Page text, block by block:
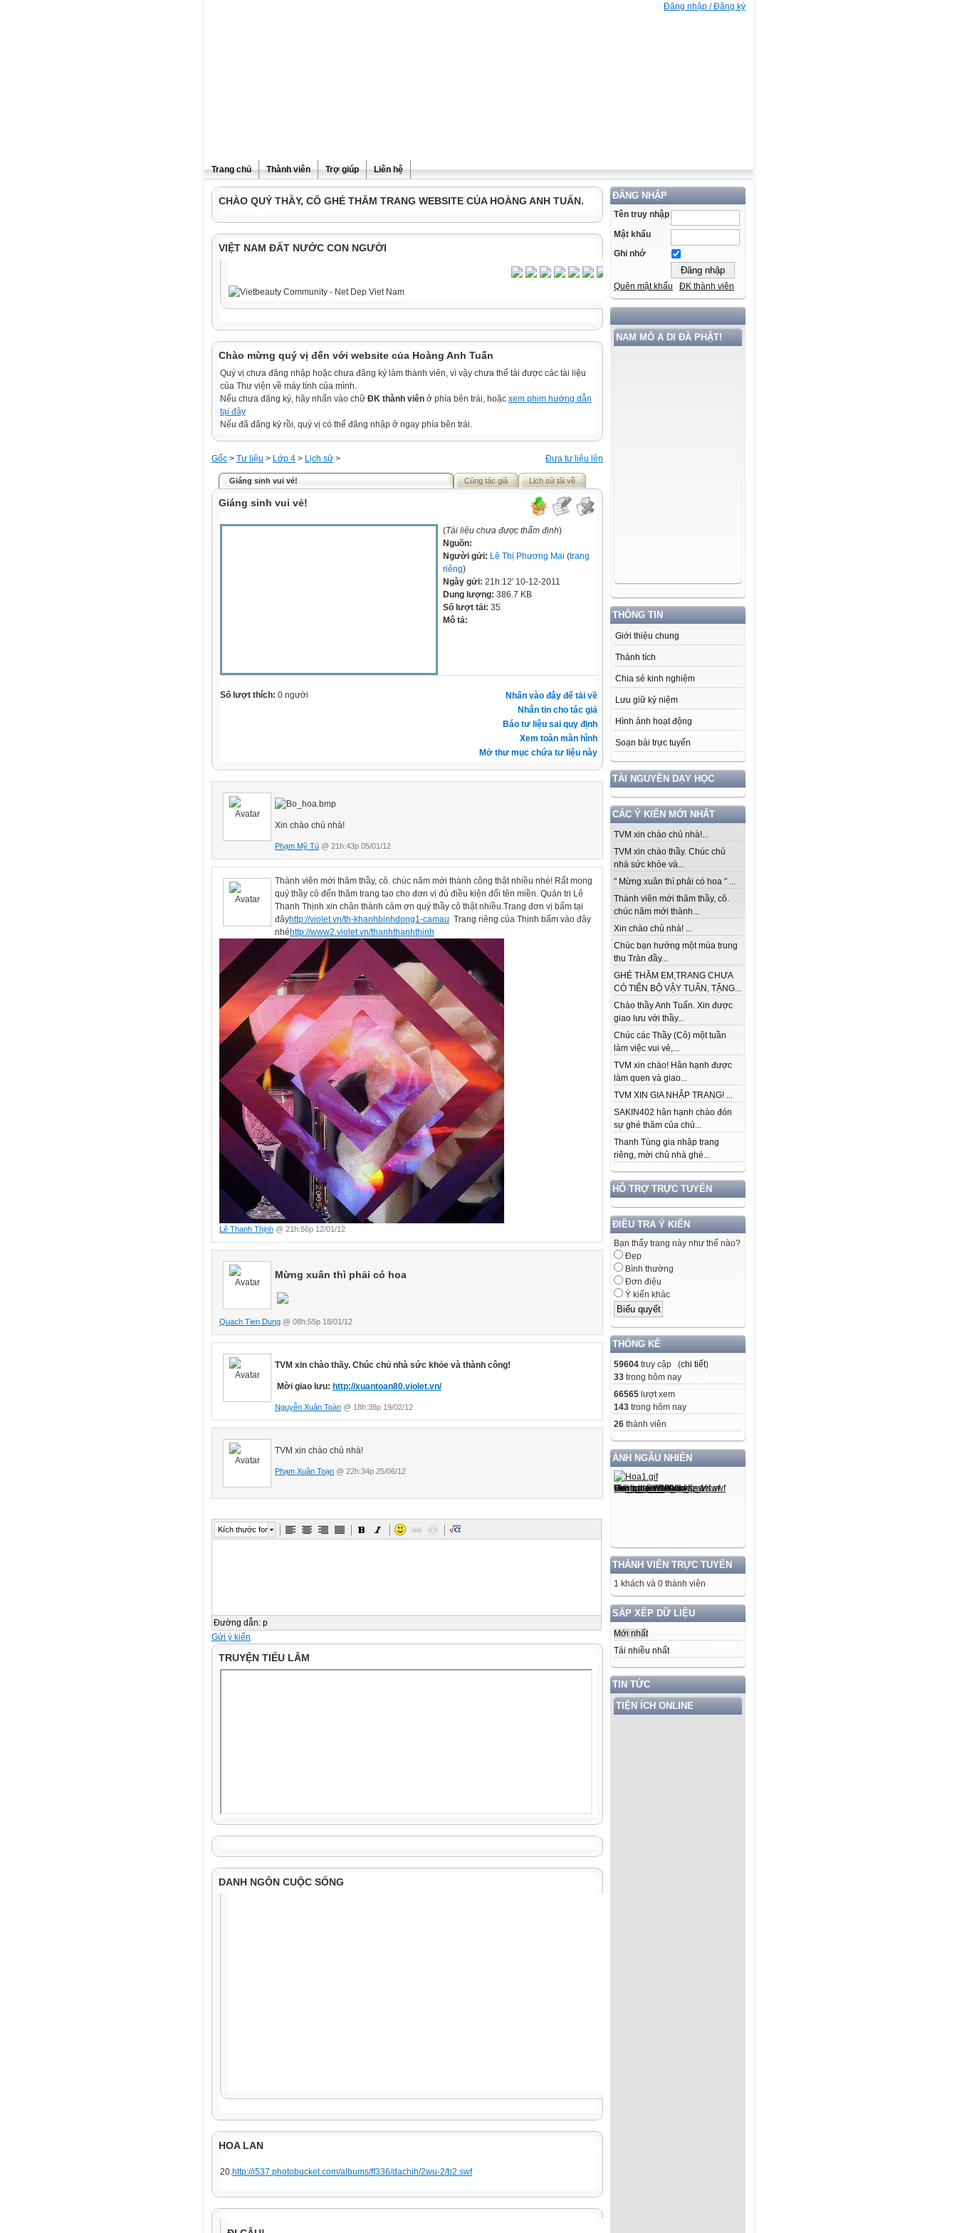
Đăng nhập / Đăng ký
Trang chủ Thành viên Trợ giúp Liên hệ
ĐĂNG NHẬP
Tên truy nhập
Mật khẩu
Ghi nhớ
Quên mật khẩu ĐK thành viên
NAM MÔ A DI ĐÀ PHẬT!
THÔNG TIN
Giới thiệu chung
Thành tích
Chia sẻ kinh nghiệm
Lưu giữ kỷ niệm
Hình ảnh hoạt động
Soạn bài trực tuyến
TÀI NGUYÊN DẠY HỌC
CÁC Ý KIẾN MỚI NHẤT
TVM xin chào chủ nhà!...
TVM xin chào thầy. Chúc chủ
nhà sức khỏe và...
" Mừng xuân thì phải có hoa " ...
Thành viên mới thăm thầy, cô.
chúc năm mới thành...
Xin chào chủ nhà! ...
Chúc bạn hưởng một mùa trung
thu Tràn đầy...
GHÉ THĂM EM,TRANG CHƯA
CÓ TIẾN BỘ VẬY TUẤN, TẶNG...
Chào thầy Anh Tuấn. Xin được
giao lưu với thầy...
Chúc các Thầy (Cô) một tuần
làm việc vui vẻ,...
TVM xin chào! Hân hạnh được
làm quen và giao...
TVM XIN GIA NHẬP TRANG! ...
SAKIN402 hân hạnh chào đón
sự ghé thăm của chủ...
Thanh Tùng gia nhập trang
riêng, mời chủ nhà ghé...
HỖ TRỢ TRỰC TUYẾN
ĐIỀU TRA Ý KIẾN
Bạn thấy trang này như thế nào?
Đẹp
Bình thường
Đơn điệu
Ý kiến khác
THỐNG KÊ
59604 truy cập (chi tiết)
33 trong hôm nay
66565 lượt xem
143 trong hôm nay
26 thành viên
ẢNH NGẪU NHIÊN
THÀNH VIÊN TRỰC TUYẾN
1 khách và 0 thành viên
SẮP XẾP DỮ LIỆU
Mới nhất
Tải nhiều nhất
TIN TỨC
TIỆN ÍCH ONLINE
CHÀO QUÝ THẦY, CÔ GHÉ THĂM TRANG WEBSITE CỦA HOÀNG ANH TUẤN.
VIỆT NAM ĐẤT NƯỚC CON NGƯỜI
Chào mừng quý vị đến với website của Hoàng Anh Tuấn
Quý vị chưa đăng nhập hoặc chưa đăng ký làm thành viên, vì vậy chưa thể tải được các tài liệu
của Thư viện về máy tính của mình.
Nếu chưa đăng ký, hãy nhấn vào chữ ĐK thành viên ở phía bên trái, hoặc xem phim hướng dẫn
tại đây
Nếu đã đăng ký rồi, quý vị có thể đăng nhập ở ngay phía bên trái.
Đưa tư liệu lên
Gốc > Tư liệu > Lớp 4 > Lịch sử >
Giáng sinh vui vẻ! Cùng tác giả Lịch sử tải về
Giáng sinh vui vẻ!
(Tài liệu chưa được thẩm định)
Nguồn:
Người gửi: Lê Thị Phương Mai (trang
riêng)
Ngày gửi: 21h:12' 10-12-2011
Dung lượng: 386.7 KB
Số lượt tải: 35
Mô tả:
Nhấn vào đây để tải về
Nhắn tin cho tác giả
Báo tư liệu sai quy định
Xem toàn màn hình
Mở thư mục chứa tư liệu này
Số lượt thích: 0 người
Xin chào chủ nhà!
Phạm Mỹ Tú @ 21h:43p 05/01/12
Thành viên mới thăm thầy, cô. chúc năm mới thành công thật nhiều nhé! Rất mong
quý thầy cô đến thăm trang tạo cho đơn vị đủ điều kiện đổi tên miền. Quản trị Lê
Thanh Thịnh xin chân thành cảm ơn quý thầy cô thật nhiều. Trang đơn vị bấm tại
đâyhttp://violet.vn/th-khanhbinhdong1-camau Trang riêng của Thịnh bấm vào đây
nhéhttp://www2.violet.vn/thanhthanhthinh
Lê Thanh Thịnh @ 21h:56p 12/01/12
Mừng xuân thì phải có hoa
Quach Tien Dung @ 08h:55p 18/01/12
TVM xin chào thầy. Chúc chủ nhà sức khỏe và thành công!
Mời giao lưu: http://xuantoan80.violet.vn/
Nguyễn Xuân Toàn @ 18h:38p 19/02/12
TVM xin chào chủ nhà!
Phạm Xuân Toạn @ 22h:34p 25/06/12
Kích thước font
Đường dẫn: p
Gửi ý kiến
TRUYỆN TIẾU LÂM
DANH NGÔN CUỘC SỐNG
HOA LAN
20. http://i537.photobucket.com/albums/ff336/dachih/2wu-2/b2.swf